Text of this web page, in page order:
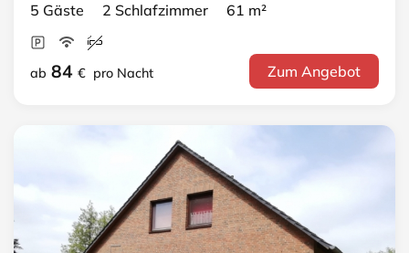
5 Gäste 2 Schlafzimmer 61 m²
ab 84 € pro Nacht Zum Angebot